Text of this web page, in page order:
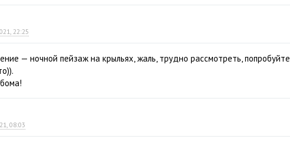
22:25
— ночной пейзаж на крыльях, жаль, трудно рассмотреть, попробуйте
08:03